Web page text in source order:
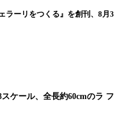
ラーリをつくる』を創刊、8月3
ケール、全長約60cmのラ フ